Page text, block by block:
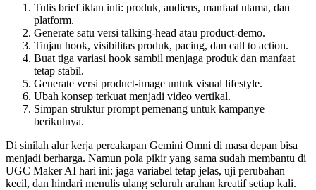
Tulis brief iklan inti: produk, audiens, manfaat utama, dan
platform.
Generate satu versi talking-head atau product-demo.
Tinjau hook, visibilitas produk, pacing, dan call to action.
Buat tiga variasi hook sambil menjaga produk dan manfaat
tetap stabil.
Generate versi product-image untuk visual lifestyle.
Ubah konsep terkuat menjadi video vertikal.
Simpan struktur prompt pemenang untuk kampanye
berikutnya.
Di sinilah alur kerja percakapan Gemini Omni di masa depan bisa
menjadi berharga. Namun pola pikir yang sama sudah membantu di
UGC Maker AI hari ini: jaga variabel tetap jelas, uji perubahan
kecil, dan hindari menulis ulang seluruh arahan kreatif setiap kali.